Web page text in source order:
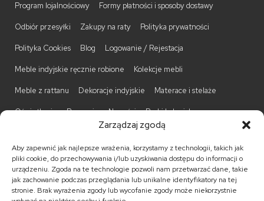
Zarządzaj zgodą
Aby zapewnić jak najlepsze wrażenia, korzystamy z technologii, takich jak
pliki cookie, do przechowywania i/lub uzyskiwania dostępu do informacji o
urządzeniu. Zgoda na te technologie pozwoli nam przetwarzać dane, takie
jak zachowanie podczas przeglądania lub unikalne identyfikatory na tej
stronie. Brak wyrażenia zgody lub wycofanie zgody może niekorzystnie
Program lojalnościowy Formy płatności i sposoby dostawy
Odbiór przesyłki Zakupy na raty Polityka prywatności
Polityka Cookies Blog Logowanie / Rejestacja
Meble indyjskie ręcznie robione Kolekcje mebli
Meble z rattanu Dekoracje indyjskie Materace i stelaże
Oświetlenie Promocje Nowości Barki kolonialne
Komody kolonialne Krzesła kolonialne
Kufry indyjskie Ławki kolonialne Łóżka kolonialne
Parawany kolonialne Półki kolonialne Regały kolonialne
Stojaki na CD Stoliki kawowe Stoliki nocne